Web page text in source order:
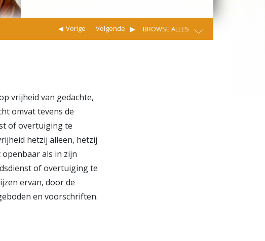
Volgende
Vorige BROWSE ALLES
vrijheid van gedachte,
omvat tevens de
of overtuiging te
hetzij alleen, hetzij
als in zijn
of overtuiging te
ervan, door de
en voorschriften.